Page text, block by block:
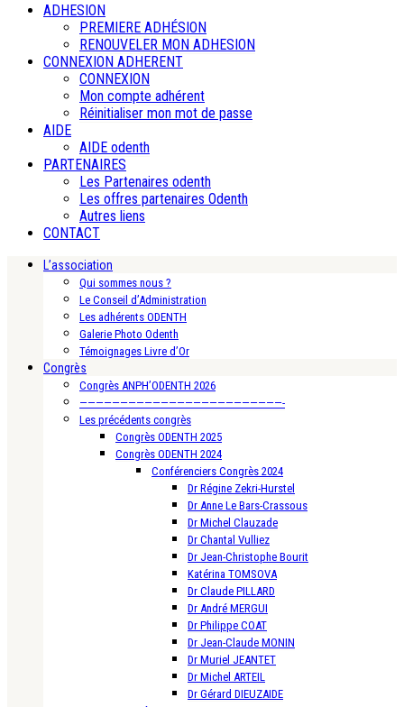
ADHESION
PREMIERE ADHÉSION
RENOUVELER MON ADHESION
CONNEXION ADHERENT
CONNEXION
Mon compte adhérent
Réinitialiser mon mot de passe
AIDE
AIDE odenth
PARTENAIRES
Les Partenaires odenth
Les offres partenaires Odenth
Autres liens
CONTACT
L’association
Qui sommes nous ?
Le Conseil d’Administration
Les adhérents ODENTH
Galerie Photo Odenth
Témoignages Livre d’Or
Congrès
Congrès ANPH’ODENTH 2026
—————————————————————————-
Les précédents congrès
Congrès ODENTH 2025
Congrès ODENTH 2024
Conférenciers Congrès 2024
Dr Régine Zekri-Hurstel
Dr Anne Le Bars-Crassous
Dr Michel Clauzade
Dr Chantal Vulliez
Dr Jean-Christophe Bourit
Katérina TOMSOVA
Dr Claude PILLARD
Dr André MERGUI
Dr Philippe COAT
Dr Jean-Claude MONIN
Dr Muriel JEANTET
Dr Michel ARTEIL
Dr Gérard DIEUZAIDE